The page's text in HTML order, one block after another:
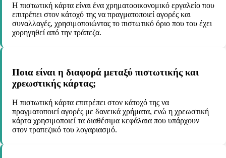
Η πιστωτική κάρτα είναι ένα χρηματοοικονομικό εργαλείο που
επιτρέπει στον κάτοχό της να πραγματοποιεί αγορές και
συναλλαγές, χρησιμοποιώντας το πιστωτικό όριο που του έχει
χορηγηθεί από την τράπεζα.
Ποια είναι η διαφορά μεταξύ πιστωτικής και
χρεωστικής κάρτας;
Η πιστωτική κάρτα επιτρέπει στον κάτοχό της να
πραγματοποιεί αγορές με δανεικά χρήματα, ενώ η χρεωστική
κάρτα χρησιμοποιεί τα διαθέσιμα κεφάλαια που υπάρχουν
στον τραπεζικό του λογαριασμό.